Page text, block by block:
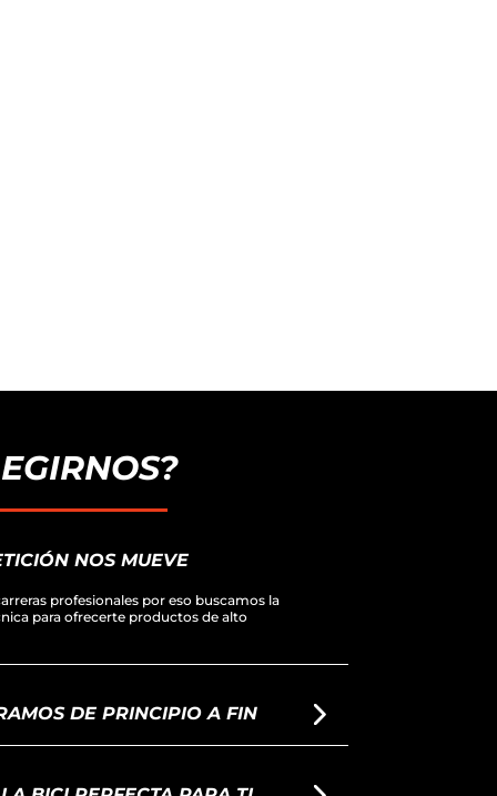
NOS MUEVE
profesionales por eso buscamos la
para ofrecerte productos de alto
DE PRINCIPIO A FIN